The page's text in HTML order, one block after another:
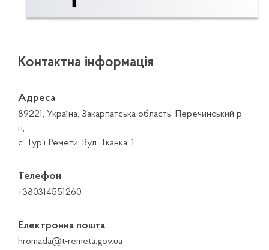
Контактна інформація
Адреса
89221, Україна, Закарпатська область, Перечинський р-
н,
с. Тур'ї Ремети, Вул. Тканка, 1
Телефон
+380314551260
Електронна пошта
hromada@t-remeta.gov.ua